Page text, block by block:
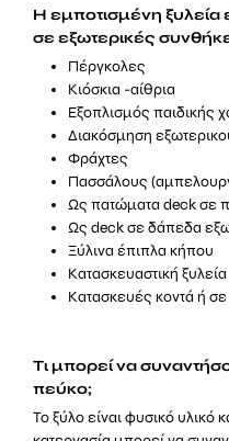
Η εμποτισμένη ξυλεία
σε εξωτερικές
Πέργκολες
Κιόσκια -αίθρια
Εξοπλισμός παιδικής
Διακόσμηση
Φράχτες
Πασσάλους
Ως πατώματα deck σε
Ως deck σε δάπεδα
Ξύλινα έπιπλα κήπου
Κατασκευαστική ξυλεία
Κατασκευές κοντά ή
Τι μπορεί να
πεύκο;
Το ξύλο είναι φυσικό υλικό